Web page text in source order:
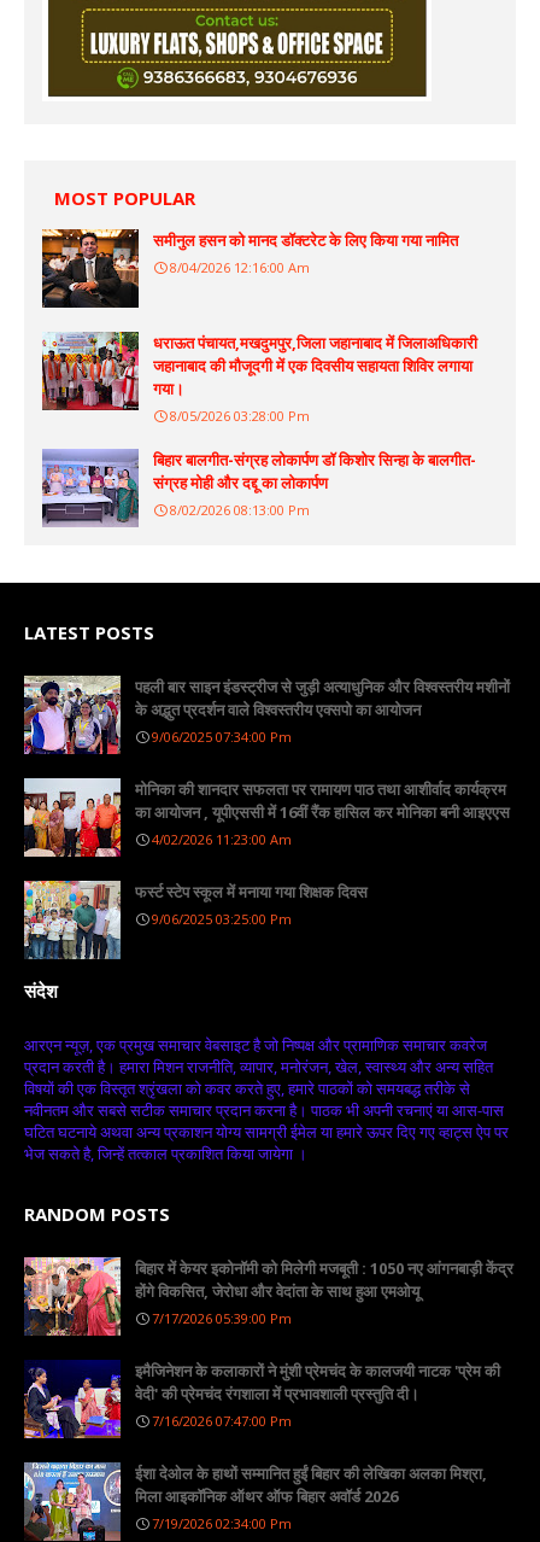
MOST POPULAR
समीनुल हसन को मानद डॉक्टरेट के लिए किया गया नामित
8/04/2026 12:16:00 Am
धराऊत पंचायत,मखदुमपुर,जिला जहानाबाद में जिलाअधिकारी
जहानाबाद की मौजूदगी में एक दिवसीय सहायता शिविर लगाया
गया।
8/05/2026 03:28:00 Pm
बिहार बालगीत-संग्रह लोकार्पण डॉ किशोर सिन्हा के बालगीत-
संग्रह मोही और दद्दू का लोकार्पण
8/02/2026 08:13:00 Pm
LATEST POSTS
पहली बार साइन इंडस्ट्रीज से जुड़ी अत्याधुनिक और विश्वस्तरीय मशीनों
के अद्भुत प्रदर्शन वाले विश्वस्तरीय एक्सपो का आयोजन
9/06/2025 07:34:00 Pm
मोनिका की शानदार सफलता पर रामायण पाठ तथा आशीर्वाद कार्यक्रम
का आयोजन , यूपीएससी में 16वीं रैंक हासिल कर मोनिका बनी आइएएस
4/02/2026 11:23:00 Am
फर्स्ट स्टेप स्कूल में मनाया गया शिक्षक दिवस
9/06/2025 03:25:00 Pm
संदेश
आरएन न्यूज़, एक प्रमुख समाचार वेबसाइट है जो निष्पक्ष और प्रामाणिक समाचार कवरेज
प्रदान करती है। हमारा मिशन राजनीति, व्यापार, मनोरंजन, खेल, स्वास्थ्य और अन्य सहित
विषयों की एक विस्तृत श्रृंखला को कवर करते हुए, हमारे पाठकों को समयबद्ध तरीके से
नवीनतम और सबसे सटीक समाचार प्रदान करना है। पाठक भी अपनी रचनाएं या आस-पास
घटित घटनाये अथवा अन्य प्रकाशन योग्य सामग्री ईमेल या हमारे ऊपर दिए गए व्हाट्स ऐप पर
भेज सकते है, जिन्हें तत्काल प्रकाशित किया जायेगा ।
RANDOM POSTS
बिहार में केयर इकोनॉमी को मिलेगी मजबूती : 1050 नए आंगनबाड़ी केंद्र
होंगे विकसित, जेरोधा और वेदांता के साथ हुआ एमओयू
7/17/2026 05:39:00 Pm
इमैजिनेशन के कलाकारों ने मुंशी प्रेमचंद के कालजयी नाटक 'प्रेम की
वेदी' की प्रेमचंद रंगशाला में प्रभावशाली प्रस्तुति दी।
7/16/2026 07:47:00 Pm
ईशा देओल के हाथों सम्मानित हुईं बिहार की लेखिका अलका मिश्रा,
मिला आइकॉनिक ऑथर ऑफ बिहार अवॉर्ड 2026
7/19/2026 02:34:00 Pm